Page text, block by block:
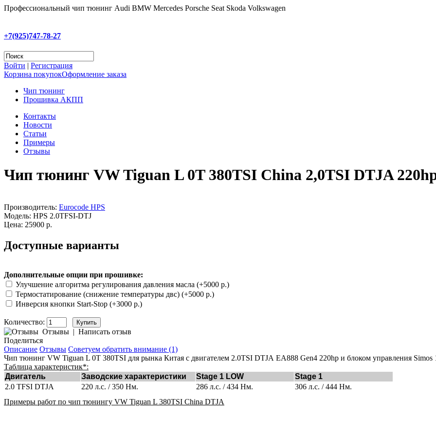
Профессиональный чип тюнинг Audi BMW Mercedes Porsche Seat Skoda Volkswagen
+7(925)747-78-27
Войти | Регистрация
Корзина покупокОформление заказа
Чип тюнинг
Прошивка АКПП
Контакты
Новости
Статьи
Примеры
Отзывы
Чип тюнинг VW Tiguan L 0T 380TSI China 2,0TSI DTJA
Производитель: Eurocode HPS
Модель: HPS 2.0TFSI-DTJ
Цена: 25900 р.
Доступные варианты
Дополнительные опции при прошивке:
Улучшение алгоритма регулирования давления масла (+5000 р.)
Термостатирование (снижение температуры двс) (+5000 р.)
Инверсия кнопки Start-Stop (+3000 р.)
Количество:
Отзывы | Написать отзыв
Поделиться
Описание Отзывы Советуем обратить внимание (1)
Чип тюнинг VW Tiguan L 0T 380TSI для рынка Китая с двигателем 2.0TSI DTJA EA888 Gen4 220hp и блоком управления Simos
Таблица характеристик*:
Двигатель
Заводские характеристики Stage 1 LOW
Stage 1
2.0 TFSI DTJA
220 л.с. / 350 Нм. 286 л.с. / 434 Нм.
306 л.с. / 444 Нм.
Примеры работ по чип тюнингу VW Tiguan L 380TSI China DTJA